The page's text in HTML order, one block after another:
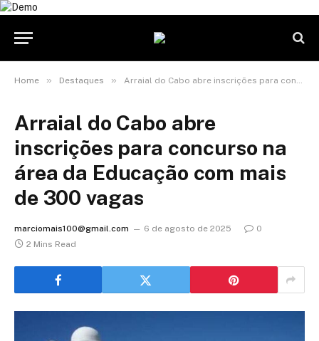
Home » Destaques » Arraial do Cabo abre inscrições para concurso na área da Educação com mais de 300 vagas
Arraial do Cabo abre
inscrições para concurso na
área da Educação com mais
de 300 vagas
marciomais100@gmail.com 6 de agosto de 2025
0
2 Mins Read